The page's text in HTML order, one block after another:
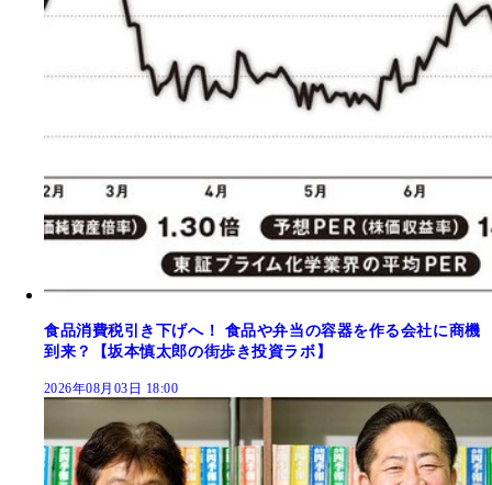
食品消費税引き下げへ！ 食品や弁当の容器を作る会社に商機
到来？【坂本慎太郎の街歩き投資ラボ】
2026年08月03日 18:00